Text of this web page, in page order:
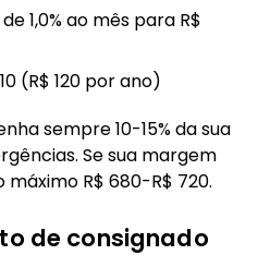
1,0% ao mês para R$
(R$ 120 por ano)
sempre 10-15% da sua
Se sua margem
máximo R$ 680-R$ 720.
de consignado